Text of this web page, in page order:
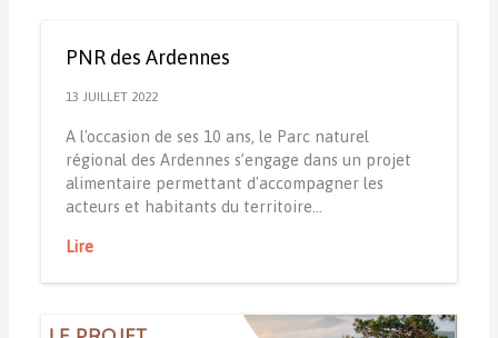
PNR des Ardennes
13 JUILLET 2022
A l'occasion de ses 10 ans, le Parc naturel
régional des Ardennes s’engage dans un projet
alimentaire permettant d'accompagner les
acteurs et habitants du territoire…
Lire